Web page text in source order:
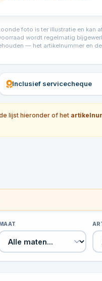
foto is ter illustratie en kan
wordt regelmatig
— het artikelnummer en
Inclusief servicecheque
lijst hieronder of het